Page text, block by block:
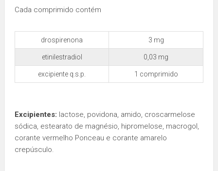
Cada comprimido contém
drospirenona 3 mg
etinilestradiol 0,03 mg
excipiente q.s.p. 1 comprimido
Excipientes: lactose, povidona, amido, croscarmelose
sódica, estearato de magnésio, hipromelose, macrogol,
corante vermelho Ponceau e corante amarelo
crepúsculo.